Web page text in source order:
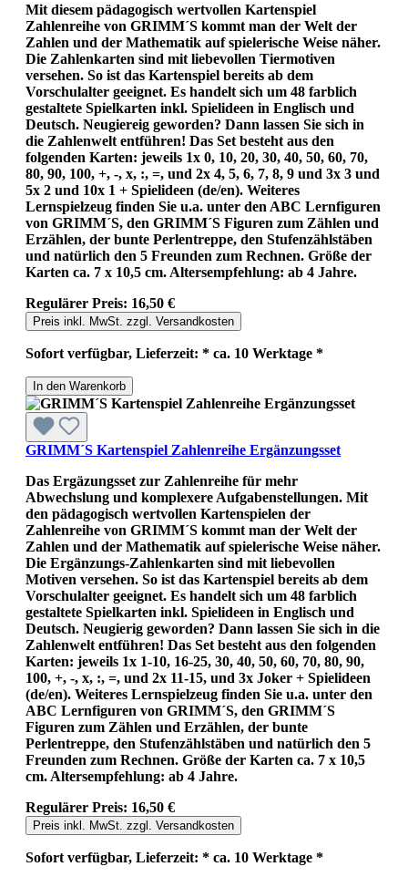
Mit diesem pädagogisch wertvollen Kartenspiel
Zahlenreihe von GRIMM´S kommt man der Welt der
Zahlen und der Mathematik auf spielerische Weise näher.
Die Zahlenkarten sind mit liebevollen Tiermotiven
versehen. So ist das Kartenspiel bereits ab dem
Vorschulalter geeignet. Es handelt sich um 48 farblich
gestaltete Spielkarten inkl. Spielideen in Englisch und
Deutsch. Neugiereig geworden? Dann lassen Sie sich in
die Zahlenwelt entführen! Das Set besteht aus den
folgenden Karten: jeweils 1x 0, 10, 20, 30, 40, 50, 60, 70,
80, 90, 100, +, -, x, :, =, und 2x 4, 5, 6, 7, 8, 9 und 3x 3 und
5x 2 und 10x 1 + Spielideen (de/en). Weiteres
Lernspielzeug finden Sie u.a. unter den ABC Lernfiguren
von GRIMM´S, den GRIMM´S Figuren zum Zählen und
Erzählen, der bunte Perlentreppe, den Stufenzählstäben
und natürlich den 5 Freunden zum Rechnen. Größe der
Karten ca. 7 x 10,5 cm. Altersempfehlung: ab 4 Jahre.
Regulärer Preis: 16,50 €
Preis inkl. MwSt. zzgl. Versandkosten
Sofort verfügbar, Lieferzeit: * ca. 10 Werktage *
In den Warenkorb
GRIMM´S Kartenspiel Zahlenreihe Ergänzungsset
Das Ergäzungsset zur Zahlenreihe für mehr
Abwechslung und komplexere Aufgabenstellungen. Mit
den pädagogisch wertvollen Kartenspielen der
Zahlenreihe von GRIMM´S kommt man der Welt der
Zahlen und der Mathematik auf spielerische Weise näher.
Die Ergänzungs-Zahlenkarten sind mit liebevollen
Motiven versehen. So ist das Kartenspiel bereits ab dem
Vorschulalter geeignet. Es handelt sich um 48 farblich
gestaltete Spielkarten inkl. Spielideen in Englisch und
Deutsch. Neugierig geworden? Dann lassen Sie sich in die
Zahlenwelt entführen! Das Set besteht aus den folgenden
Karten: jeweils 1x 1-10, 16-25, 30, 40, 50, 60, 70, 80, 90,
100, +, -, x, :, =, und 2x 11-15, und 3x Joker + Spielideen
(de/en). Weiteres Lernspielzeug finden Sie u.a. unter den
ABC Lernfiguren von GRIMM´S, den GRIMM´S
Figuren zum Zählen und Erzählen, der bunte
Perlentreppe, den Stufenzählstäben und natürlich den 5
Freunden zum Rechnen. Größe der Karten ca. 7 x 10,5
cm. Altersempfehlung: ab 4 Jahre.
Regulärer Preis: 16,50 €
Preis inkl. MwSt. zzgl. Versandkosten
Sofort verfügbar, Lieferzeit: * ca. 10 Werktage *